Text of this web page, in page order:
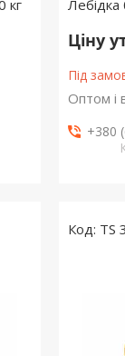
кг Лебідка
Ціну
Під
Оптом і
+380
TS